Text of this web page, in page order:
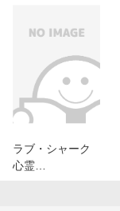
ラブ・シャーク
心霊…